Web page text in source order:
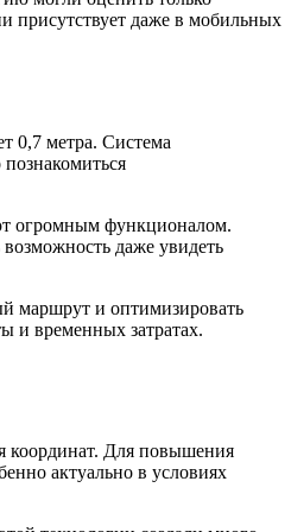
присутствует даже в мобильных
0,7 метра. Система
огромным функционалом.
даже увидеть
маршрут и оптимизировать
и временных затратах.
координат. Для повышения
актуально в условиях